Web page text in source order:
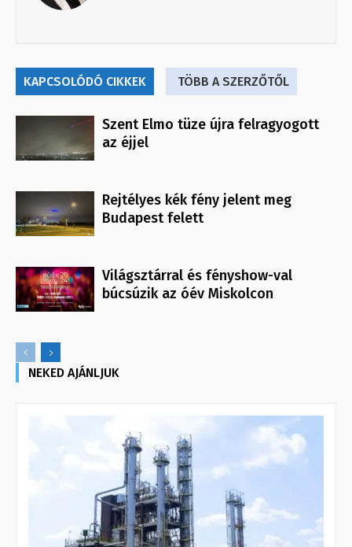
KAPCSOLÓDÓ CIKKEK TÖBB A SZERZŐTŐL
Szent Elmo tüze újra felragyogott
az éjjel
Rejtélyes kék fény jelent meg
Budapest felett
Világsztárral és fényshow-val
búcsúzik az óév Miskolcon
NEKED AJÁNLJUK